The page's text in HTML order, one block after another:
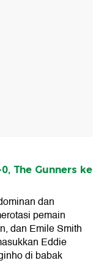
The Gunners ke
dan
pemain
dan Emile Smith
Eddie
di babak